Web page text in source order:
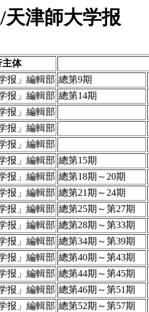
津師大学报
主体
报」編輯部 總第9期
报」編輯部 總第14期
报」編輯部
报」編輯部
报」編輯部
报」編輯部 總第15期
报」編輯部 總第18期～20期
报」編輯部 總第21期～24期
报」編輯部 總第25期～第27期
报」編輯部 總第28期～第33期
报」編輯部 總第34期～第39期
报」編輯部 總第40期～第43期
报」編輯部 總第44期～第45期
报」編輯部 總第46期～第51期
报」編輯部 總第52期～第57期